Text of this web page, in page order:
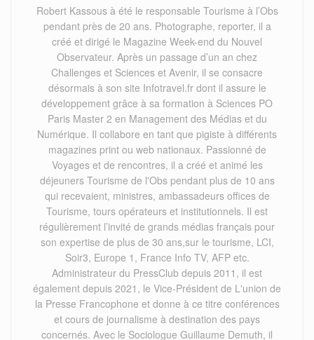
Robert Kassous à été le responsable Tourisme à l’Obs
pendant près de 20 ans. Photographe, reporter, il a
créé et dirigé le Magazine Week-end du Nouvel
Observateur. Après un passage d’un an chez
Challenges et Sciences et Avenir, il se consacre
désormais à son site Infotravel.fr dont il assure le
développement grâce à sa formation à Sciences PO
Paris Master 2 en Management des Médias et du
Numérique. Il collabore en tant que pigiste à différents
magazines print ou web nationaux. Passionné de
Voyages et de rencontres, il a créé et animé les
déjeuners Tourisme de l'Obs pendant plus de 10 ans
qui recevaient, ministres, ambassadeurs offices de
Tourisme, tours opérateurs et institutionnels. Il est
régulièrement l’invité de grands médias français pour
son expertise de plus de 30 ans,sur le tourisme, LCI,
Soir3, Europe 1, France Info TV, AFP etc.
Administrateur du PressClub depuis 2011, il est
également depuis 2021, le Vice-Président de L'union de
la Presse Francophone et donne à ce titre conférences
et cours de journalisme à destination des pays
concernés. Avec le Sociologue Guillaume Demuth, il